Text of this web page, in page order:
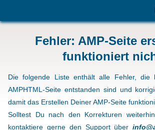
Fehler: AMP-Seite
funktioniert
Die folgende Liste enthält alle Fehler, die
AMPHTML-Seite entstanden sind und
damit das Erstellen Deiner AMP-Seite
Solltest Du nach den Korrekturen
kontaktiere gerne den Support über